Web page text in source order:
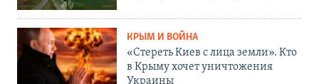
КРЫМ И ВОЙНА
«Стереть Киев с лица земли». Кто
в Крыму хочет уничтожения
Украины